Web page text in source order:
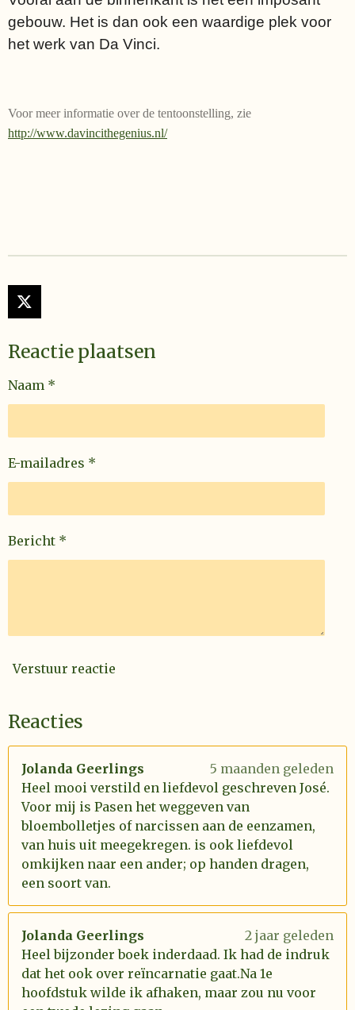
gebouw. Het is dan ook een waardige plek voor
het werk van Da Vinci.
Voor meer informatie over de tentoonstelling, zie
http://www.davincithegenius.nl/
X
Reactie plaatsen
Naam *
E-mailadres *
Bericht *
Verstuur reactie
Reacties
Jolanda Geerlings
5 maanden geleden
Heel mooi verstild en liefdevol geschreven José.
Voor mij is Pasen het weggeven van
bloembolletjes of narcissen aan de eenzamen,
van huis uit meegekregen. is ook liefdevol
omkijken naar een ander; op handen dragen,
een soort van.
Jolanda Geerlings
2 jaar geleden
Heel bijzonder boek inderdaad. Ik had de indruk
dat het ook over reïncarnatie gaat.Na 1e
hoofdstuk wilde ik afhaken, maar zou nu voor